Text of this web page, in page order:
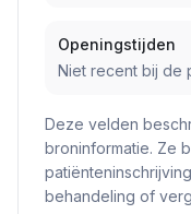
Openingstijden
Niet recent bij de
Deze velden
broninformatie. Ze
behandeling of